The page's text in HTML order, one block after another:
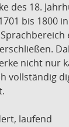
des 18.
bis 1800
nicht nur
vollständig
laufend